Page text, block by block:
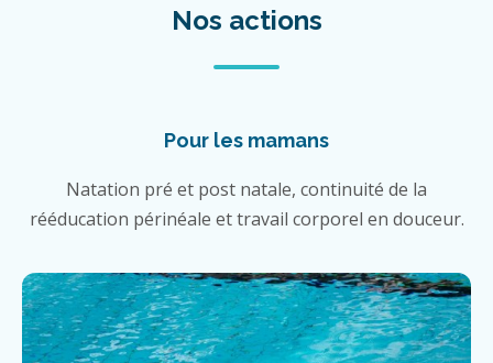
Nos actions
Pour les mamans
Natation pré et post natale, continuité de la
rééducation périnéale et travail corporel en douceur.